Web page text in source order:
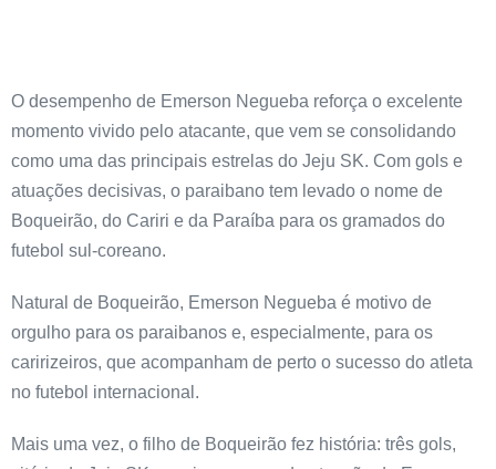
O desempenho de Emerson Negueba reforça o excelente
momento vivido pelo atacante, que vem se consolidando
como uma das principais estrelas do Jeju SK. Com gols e
atuações decisivas, o paraibano tem levado o nome de
Boqueirão, do Cariri e da Paraíba para os gramados do
futebol sul-coreano.
Natural de Boqueirão, Emerson Negueba é motivo de
orgulho para os paraibanos e, especialmente, para os
caririzeiros, que acompanham de perto o sucesso do atleta
no futebol internacional.
Mais uma vez, o filho de Boqueirão fez história: três gols,